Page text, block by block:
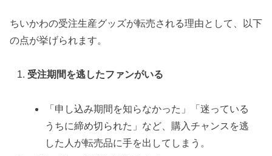
ちいかわの受注生産グッズが転売される理由として、以下
の点が挙げられます。
受注期間を逃したファンがいる
「申し込み期間を知らなかった」「迷っている
うちに締め切られた」など、購入チャンスを逃
した人が転売品に手を出してしまう。